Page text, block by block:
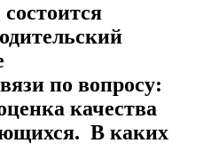
по вопросу:
качества
В каких